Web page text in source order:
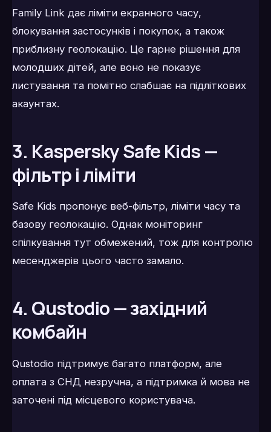
Family Link дає ліміти екранного часу,
блокування застосунків і покупок, а також
приблизну геолокацію. Це гарне рішення для
молодших дітей, але воно не показує
листування та помітно слабшає на підліткових
акаунтах.
3. Kaspersky Safe Kids —
фільтр і ліміти
Safe Kids пропонує веб-фільтр, ліміти часу та
базову геолокацію. Однак моніторинг
спілкування тут обмежений, тож для контролю
месенджерів цього часто замало.
4. Qustodio — західний
комбайн
Qustodio підтримує багато платформ, але
оплата з СНД незручна, а підтримка й мова не
заточені під місцевого користувача.